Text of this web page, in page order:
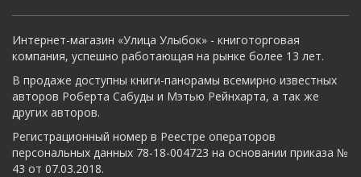
Интернет-магазин «Улица Улыбок» - книготорговая
компания, успешно работающая на рынке более 13 лет.
В продаже доступны книги-панорамы всемирно известных
авторов Роберта Сабуды и Мэтью Рейнхарта, а так же
других авторов.
Регистрационный номер в Реестре операторов
персональных данных 78-18-004723 на основании приказа №
43 от 07.03.2018.